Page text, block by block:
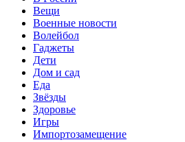
Вещи
Военные новости
Волейбол
Гаджеты
Дети
Дом и сад
Еда
Звёзды
Здоровье
Игры
Импортозамещение